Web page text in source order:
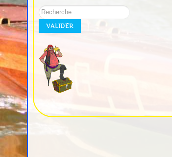
Rechercher
sur
notre
VALIDER